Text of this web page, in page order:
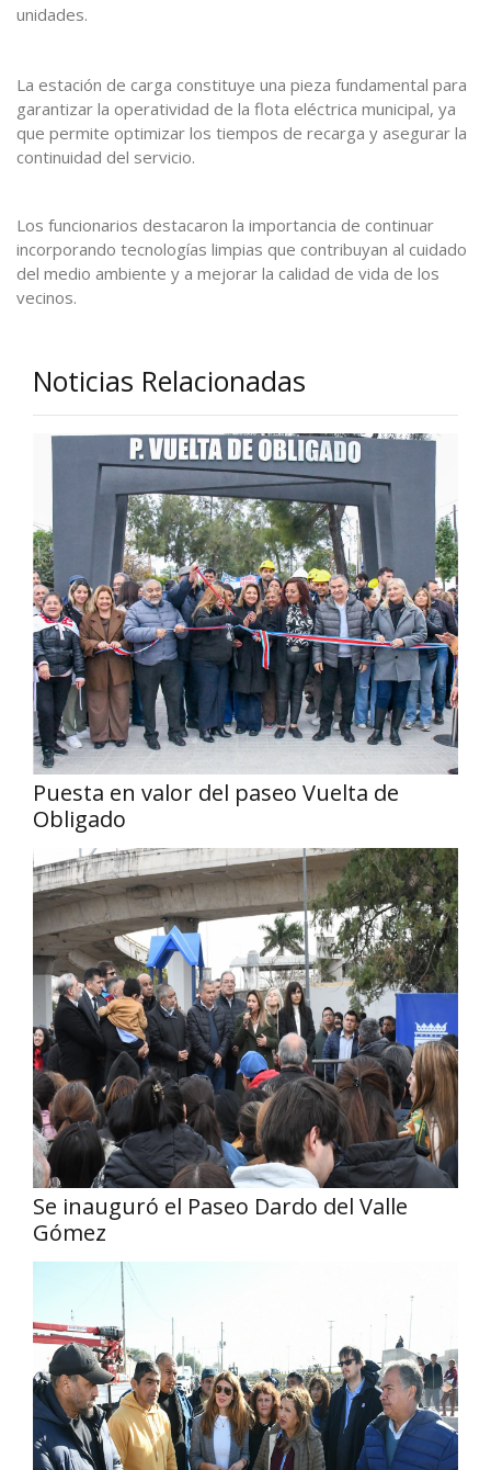
unidades.
La estación de carga constituye una pieza fundamental para
garantizar la operatividad de la flota eléctrica municipal, ya
que permite optimizar los tiempos de recarga y asegurar la
continuidad del servicio.
Los funcionarios destacaron la importancia de continuar
incorporando tecnologías limpias que contribuyan al cuidado
del medio ambiente y a mejorar la calidad de vida de los
vecinos.
Noticias Relacionadas
Puesta en valor del paseo Vuelta de
Obligado
Se inauguró el Paseo Dardo del Valle
Gómez